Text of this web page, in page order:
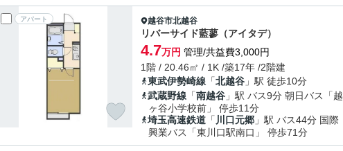
アパート 越谷市北越谷
リバーサイド藍蓼（アイタデ）
4.7万円 管理/共益費3,000円
1階 / 20.46㎡ / 1K /築17年 /2階建
東武伊勢崎線 「北越谷 」駅 徒歩10分
武蔵野線 「南越谷 」駅 バス9分 朝日バス「越
ヶ谷小学校前」 停歩11分
埼玉高速鉄道 「 川口元郷 」駅 バス44分 国際
興業バス「東川口駅南口」 停歩71分